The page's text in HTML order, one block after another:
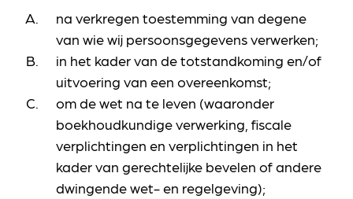
na verkregen toestemming van degene
van wie wij persoonsgegevens verwerken;
in het kader van de totstandkoming en/of
uitvoering van een overeenkomst;
om de wet na te leven (waaronder
boekhoudkundige verwerking, fiscale
verplichtingen en verplichtingen in het
kader van gerechtelijke bevelen of andere
dwingende wet- en regelgeving);